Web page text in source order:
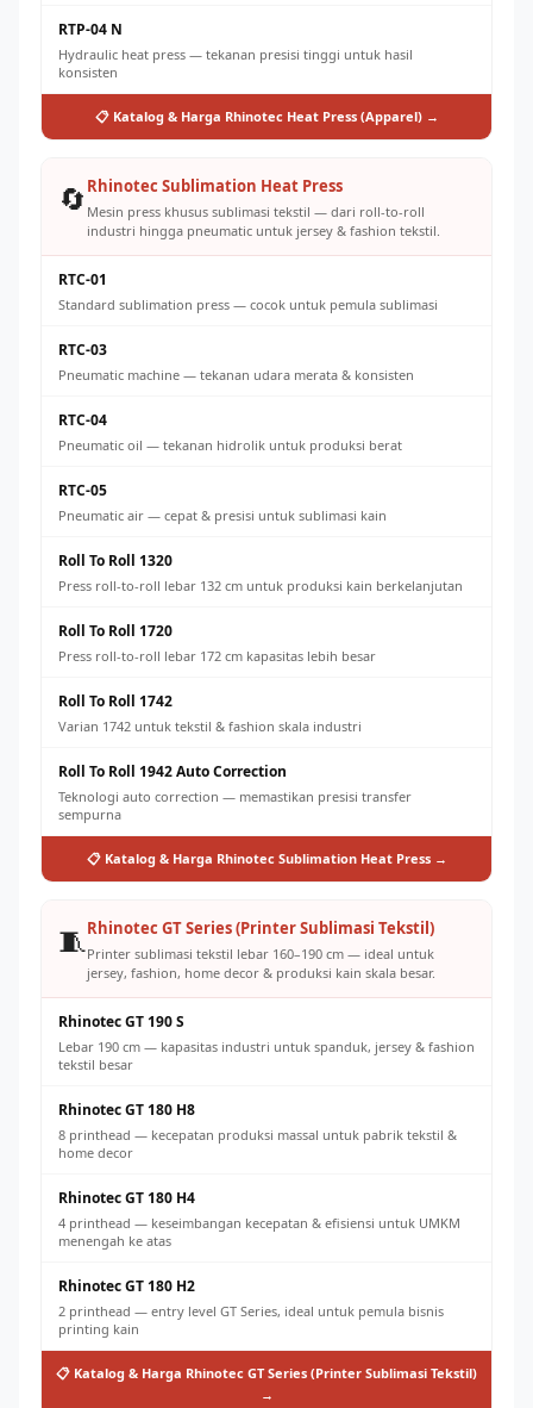
RTP-04 N
Hydraulic heat press — tekanan presisi tinggi untuk hasil
konsisten
📋 Katalog & Harga Rhinotec Heat Press (Apparel) →
🔄 Rhinotec Sublimation Heat Press
Mesin press khusus sublimasi tekstil — dari roll-to-roll
industri hingga pneumatic untuk jersey & fashion tekstil.
RTC-01
Standard sublimation press — cocok untuk pemula sublimasi
RTC-03
Pneumatic machine — tekanan udara merata & konsisten
RTC-04
Pneumatic oil — tekanan hidrolik untuk produksi berat
RTC-05
Pneumatic air — cepat & presisi untuk sublimasi kain
Roll To Roll 1320
Press roll-to-roll lebar 132 cm untuk produksi kain berkelanjutan
Roll To Roll 1720
Press roll-to-roll lebar 172 cm kapasitas lebih besar
Roll To Roll 1742
Varian 1742 untuk tekstil & fashion skala industri
Roll To Roll 1942 Auto Correction
Teknologi auto correction — memastikan presisi transfer
sempurna
📋 Katalog & Harga Rhinotec Sublimation Heat Press →
🧵Rhinotec GT Series (Printer Sublimasi Tekstil)
Printer sublimasi tekstil lebar 160–190 cm — ideal untuk
jersey, fashion, home decor & produksi kain skala besar.
Rhinotec GT 190 S
Lebar 190 cm — kapasitas industri untuk spanduk, jersey & fashion
tekstil besar
Rhinotec GT 180 H8
8 printhead — kecepatan produksi massal untuk pabrik tekstil &
home decor
Rhinotec GT 180 H4
4 printhead — keseimbangan kecepatan & efisiensi untuk UMKM
menengah ke atas
Rhinotec GT 180 H2
2 printhead — entry level GT Series, ideal untuk pemula bisnis
printing kain
📋 Katalog & Harga Rhinotec GT Series (Printer Sublimasi Tekstil)
→